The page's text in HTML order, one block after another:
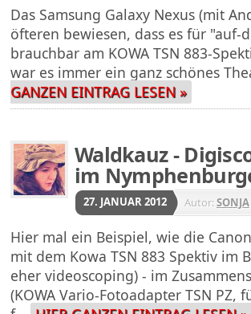
Das Samsung Galaxy Nexus (mit
öfteren bewiesen, dass es für "auf-
brauchbar am KOWA TSN 883-
war es immer ein ganz schönes
GANZEN EINTRAG LESEN »
Waldkauz -
im
27. JANUAR 2012 Autor:SONJA
Hier mal ein Beispiel, wie die
mit dem Kowa TSN 883 Spektiv im
eher videoscoping) - im
(KOWA Vario-Fotoadapter TSN PZ,